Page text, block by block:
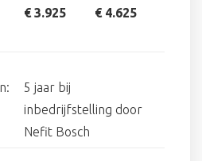
€ 3.925 € 4.625
5 jaar bij
inbedrijfstelling door
Nefit Bosch